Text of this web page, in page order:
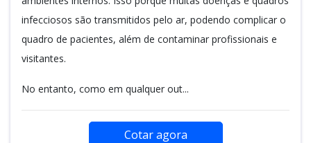
infecciosos são transmitidos pelo ar, podendo complicar o
quadro de pacientes, além de contaminar profissionais e
visitantes.
No entanto, como em qualquer out...
Cotar agora